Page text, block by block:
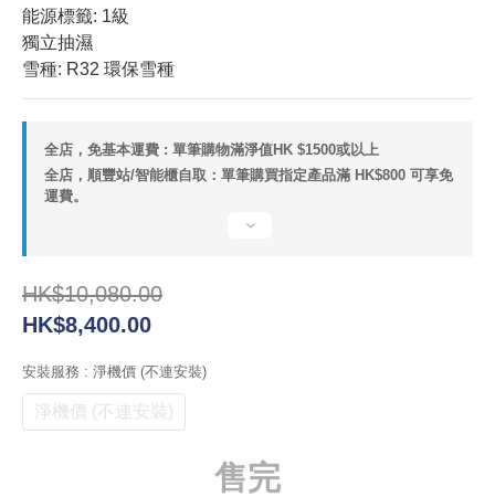
能源標籤: 1級
獨立抽濕
雪種: R32 環保雪種
全店，免基本運費 : 單筆購物滿淨值HK $1500或以上
全店，順豐站/智能櫃自取：單筆購買指定產品滿 HK$800 可享免
運費。
HK$10,080.00
HK$8,400.00
安裝服務 : 淨機價 (不連安裝)
淨機價 (不連安裝)
售完